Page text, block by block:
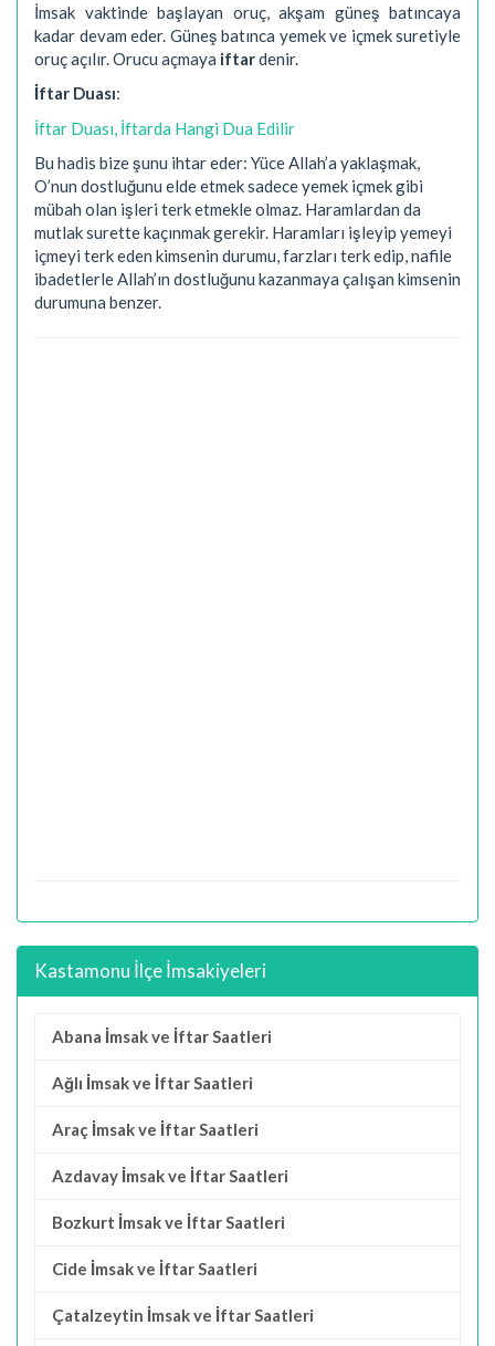
İmsak vaktinde başlayan oruç, akşam güneş batıncaya
kadar devam eder. Güneş batınca yemek ve içmek suretiyle
oruç açılır. Orucu açmaya iftardenir.
İftar Duası:
İftar Duası, İftarda Hangi Dua Edilir
Bu hadis bize şunu ihtar eder: Yüce Allah’a yaklaşmak,
O’nun dostluğunu elde etmek sadece yemek içmek gibi
mübah olan işleri terk etmekle olmaz. Haramlardan da
mutlak surette kaçınmak gerekir. Haramları işleyip yemeyi
içmeyi terk eden kimsenin durumu, farzları terk edip, nafile
ibadetlerle Allah’ın dostluğunu kazanmaya çalışan kimsenin
durumuna benzer.
Kastamonu İlçe İmsakiyeleri
Abana İmsak ve İftar Saatleri
Ağlı İmsak ve İftar Saatleri
Araç İmsak ve İftar Saatleri
Azdavay İmsak ve İftar Saatleri
Bozkurt İmsak ve İftar Saatleri
Cide İmsak ve İftar Saatleri
Çatalzeytin İmsak ve İftar Saatleri